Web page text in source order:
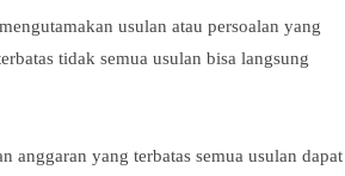
usulan atau persoalan yang
tidak semua usulan bisa langsung
anggaran yang terbatas semua usulan dapat